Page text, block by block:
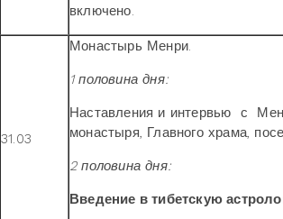
включено.
31.03
Монастырь Менри.
1 половина дня:
Наставления и интервью с
монастыря, Главного храма,
2 половина дня:
Введение в тибетскую